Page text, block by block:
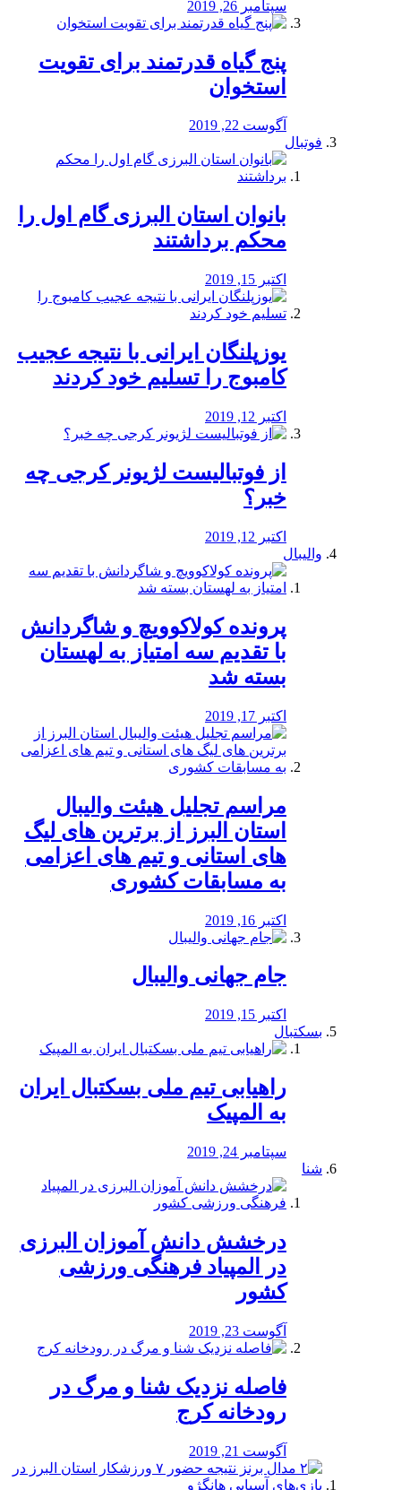
سپتامبر 26, 2019
پنج گیاه قدرتمند برای تقویت
استخوان
آگوست 22, 2019
فوتبال
بانوان استان البرزی گام اول را
محكم برداشتند
اکتبر 15, 2019
یوزپلنگان ایرانی با نتیجه عجیب
کامبوج را تسلیم خود کردند
اکتبر 12, 2019
از فوتبالیست لژیونر کرجی چه
خبر؟
اکتبر 12, 2019
والیبال
پرونده کولاکوویچ و شاگردانش
با تقدیم سه امتیاز به لهستان
بسته شد
اکتبر 17, 2019
مراسم تجلیل هیئت والیبال
استان البرز از برترین های لیگ
های استانی و تیم های اعزامی
به مسابقات کشوری
اکتبر 16, 2019
جام جهانی والیبال
اکتبر 15, 2019
بسکتبال
راهیابی تیم ملی بسکتبال ایران
به المپیک
سپتامبر 24, 2019
شنا
درخشش دانش آموزان البرزی
در المپیاد فرهنگی ورزشی
کشور
آگوست 23, 2019
️فاصله نزدیک شنا و مرگ در
رودخانه کرج
آگوست 21, 2019